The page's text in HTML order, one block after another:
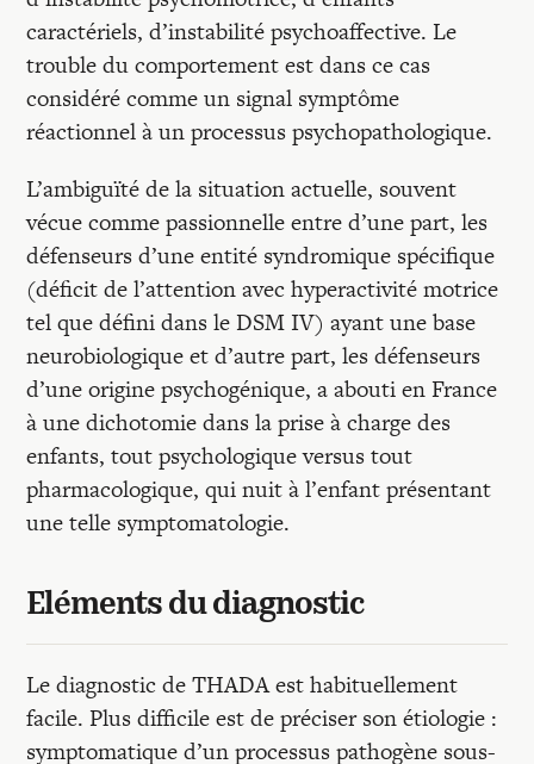
Mon compte
caractériels, d’instabilité psychoaffective. Le
trouble du comportement est dans ce cas
considéré comme un signal symptôme
réactionnel à un processus psychopathologique.
L’ambiguïté de la situation actuelle, souvent
vécue comme passionnelle entre d’une part, les
défenseurs d’une entité syndromique spécifique
(déficit de l’attention avec hyperactivité motrice
tel que défini dans le DSM IV) ayant une base
neurobiologique et d’autre part, les défenseurs
d’une origine psychogénique, a abouti en France
à une dichotomie dans la prise à charge des
enfants, tout psychologique versus tout
pharmacologique, qui nuit à l’enfant présentant
une telle symptomatologie.
Eléments du diagnostic
Le diagnostic de THADA est habituellement
facile. Plus difficile est de préciser son étiologie :
symptomatique d’un processus pathogène sous-